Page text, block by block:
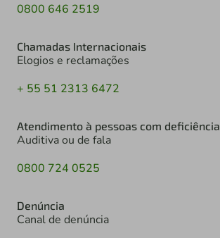
0800 646 2519
Chamadas Internacionais
Elogios e reclamações
+ 55 51 2313 6472
Atendimento à pessoas com deficiência
Auditiva ou de fala
0800 724 0525
Denúncia
Canal de denúncia